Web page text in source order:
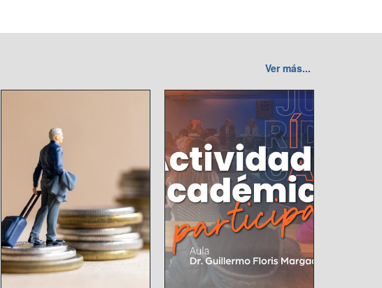
Ver más...